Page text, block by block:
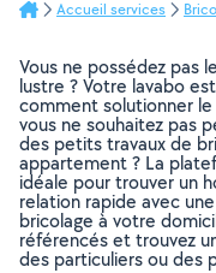
Accueil services
Vous ne possédez pas
lustre ? Votre lavabo
comment solutionner
vous ne souhaitez pas
des petits travaux de
appartement ? La
idéale pour trouver un
relation rapide avec
bricolage à votre
référencés et trouvez
des particuliers ou des